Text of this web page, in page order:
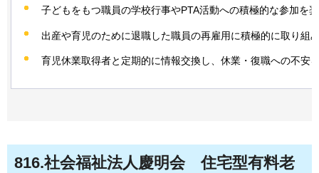
子どもをもつ職員の学校行事やPTA活動への積極的な参加を
出産や育児のために退職した職員の再雇用に積極的に取り組
育児休業取得者と定期的に情報交換し、休業・復職への不安
816.社会福祉法人慶明会 住宅型有料老